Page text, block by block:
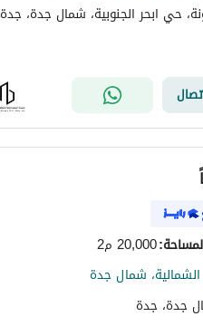
حي ابحر الجنوبية، شمال جدة، جدة
:20,000 م2
شمال جدة
جدة، جدة